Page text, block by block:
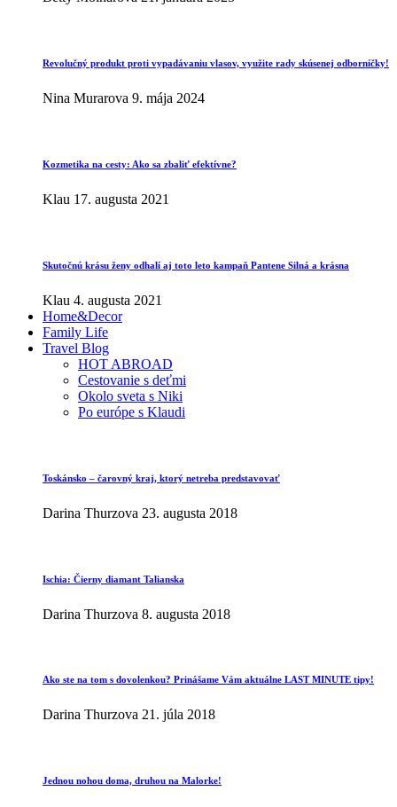
Revolučný produkt proti vypadávaniu vlasov, využite rady skúsenej odborníčky!
Nina Murarova 9. mája 2024
Kozmetika na cesty: Ako sa zbaliť efektívne?
Klau 17. augusta 2021
Skutočnú krásu ženy odhalí aj toto leto kampaň Pantene Silná a krásna
Klau 4. augusta 2021
Home&Decor
Family Life
Travel Blog
HOT ABROAD
Cestovanie s deťmi
Okolo sveta s Niki
Po európe s Klaudi
Toskánsko – čarovný kraj, ktorý netreba predstavovať
Darina Thurzova 23. augusta 2018
Ischia: Čierny diamant Talianska
Darina Thurzova 8. augusta 2018
Ako ste na tom s dovolenkou? Prinášame Vám aktuálne LAST MINUTE tipy!
Darina Thurzova 21. júla 2018
Jednou nohou doma, druhou na Malorke!